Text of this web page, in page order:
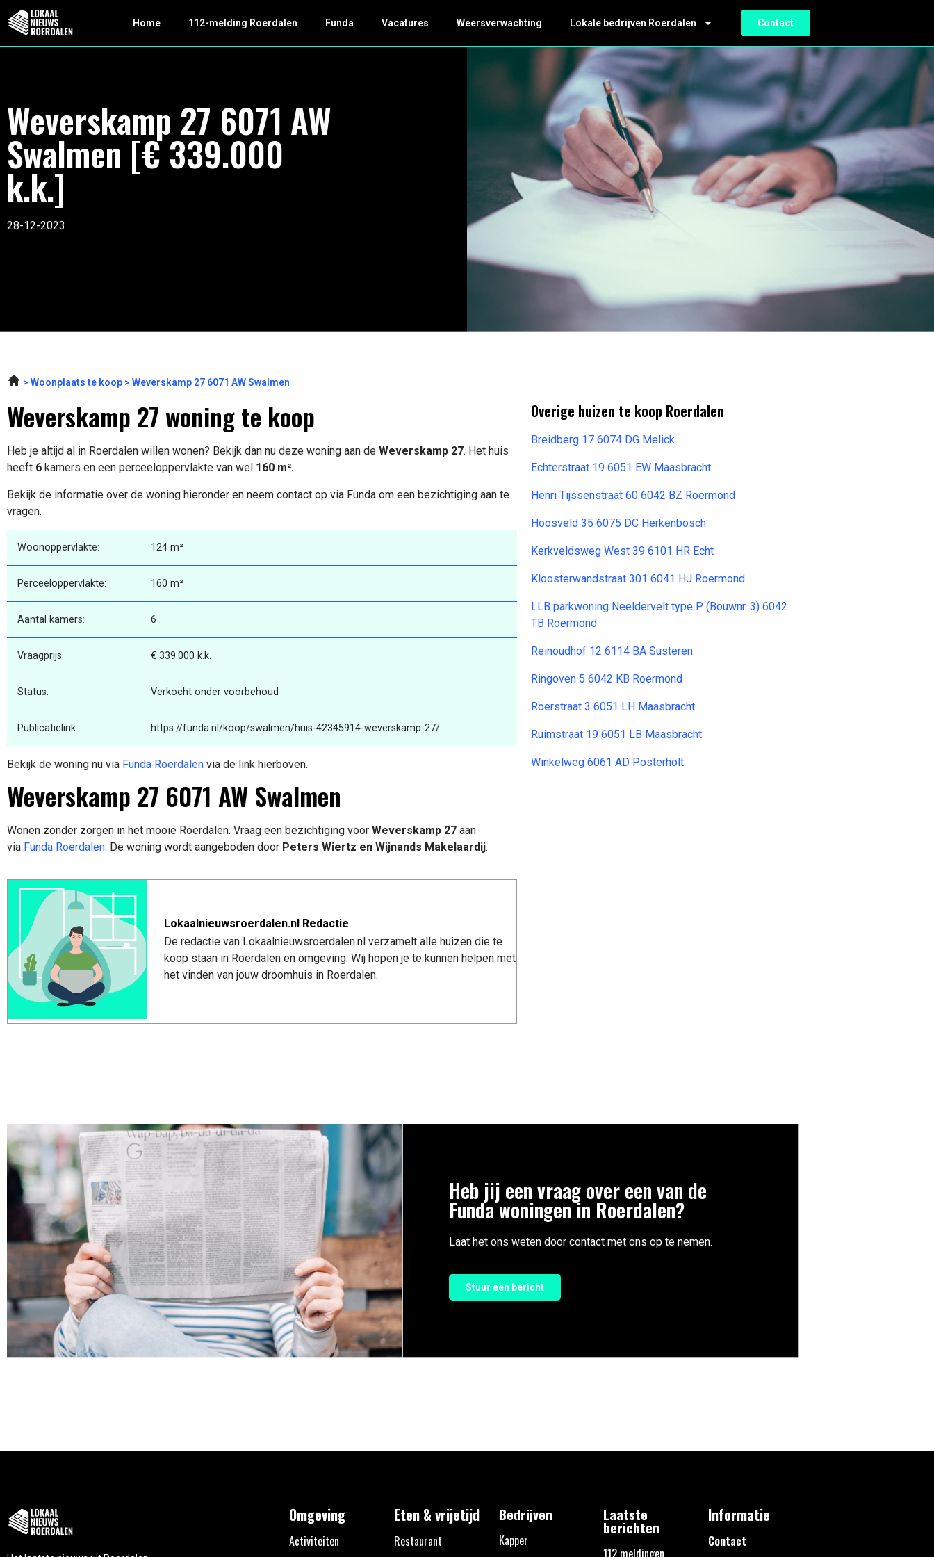
Home 112-melding Roerdalen Funda Vacatures Weersverwachting Lokale bedrijven Roerdalen Contact
Weverskamp 27 6071 AW
Swalmen [€ 339.000
k.k.]
28-12-2023
Woonplaats te koop Weverskamp 27 6071 AW Swalmen
Weverskamp 27 woning te koop
Heb je altijd al in Roerdalen willen wonen? Bekijk dan nu deze woning aan de Weverskamp 27. Het huis
heeft 6 kamers en een perceeloppervlakte van wel 160 m².
Bekijk de informatie over de woning hieronder en neem contact op via Funda om een bezichtiging aan te
vragen.
Woonoppervlakte: 124 m²
Perceeloppervlakte: 160 m²
Aantal kamers: 6
Vraagprijs: € 339.000 k.k.
Status: Verkocht onder voorbehoud
Publicatielink: https://funda.nl/koop/swalmen/huis-42345914-weverskamp-27/
Bekijk de woning nu via Funda Roerdalen via de link hierboven.
Weverskamp 27 6071 AW Swalmen
Wonen zonder zorgen in het mooie Roerdalen. Vraag een bezichtiging voor Weverskamp 27 aan
via Funda Roerdalen. De woning wordt aangeboden door Peters Wiertz en Wijnands Makelaardij.
Lokaalnieuwsroerdalen.nl Redactie
De redactie van Lokaalnieuwsroerdalen.nl verzamelt alle huizen die te
koop staan in Roerdalen en omgeving. Wij hopen je te kunnen helpen met
het vinden van jouw droomhuis in Roerdalen.
Overige huizen te koop Roerdalen
Breidberg 17 6074 DG Melick
Echterstraat 19 6051 EW Maasbracht
Henri Tijssenstraat 60 6042 BZ Roermond
Hoosveld 35 6075 DC Herkenbosch
Kerkveldsweg West 39 6101 HR Echt
Kloosterwandstraat 301 6041 HJ Roermond
LLB parkwoning Neeldervelt type P (Bouwnr. 3) 6042
TB Roermond
Reinoudhof 12 6114 BA Susteren
Ringoven 5 6042 KB Roermond
Roerstraat 3 6051 LH Maasbracht
Ruimstraat 19 6051 LB Maasbracht
Winkelweg 6061 AD Posterholt
Heb jij een vraag over een van de
Funda woningen in Roerdalen?
Laat het ons weten door contact met ons op te nemen.
Stuur een bericht
Omgeving
Activiteiten
Eten & vrijetijd
Restaurant
Bedrijven
Kapper
Laatste
berichten
Informatie
Contact